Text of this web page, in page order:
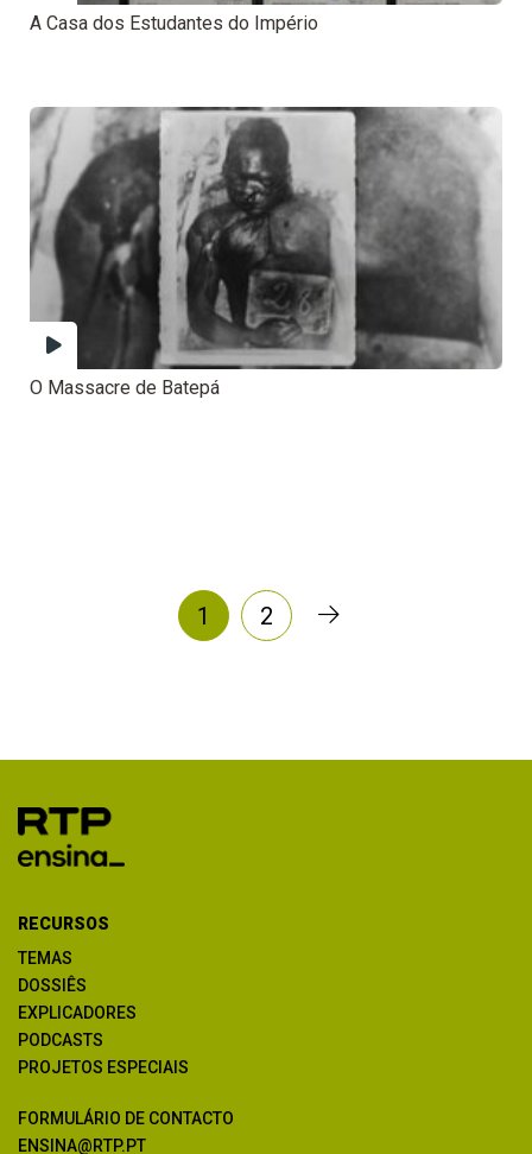
A Casa dos Estudantes do Império
O Massacre de Batepá
1 2
RECURSOS
TEMAS
DOSSIÊS
EXPLICADORES
PODCASTS
PROJETOS ESPECIAIS
FORMULÁRIO DE CONTACTO
ENSINA@RTP.PT